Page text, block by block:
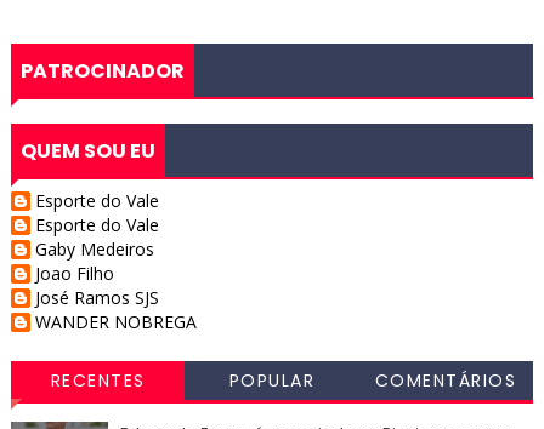
PATROCINADOR
QUEM SOU EU
Esporte do Vale
Esporte do Vale
Gaby Medeiros
Joao Filho
José Ramos SJS
WANDER NOBREGA
RECENTES POPULAR COMENTÁRIOS